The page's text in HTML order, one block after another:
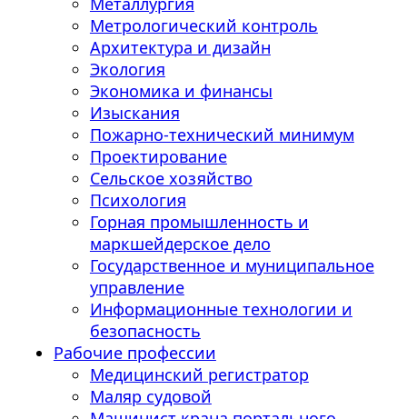
Метрологический контроль
Архитектура и дизайн
Экология
Экономика и финансы
Изыскания
Пожарно-технический минимум
Проектирование
Сельское хозяйство
Психология
Горная промышленность и
маркшейдерское дело
Государственное и муниципальное
управление
Информационные технологии и
безопасность
Рабочие профессии
Медицинский регистратор
Маляр судовой